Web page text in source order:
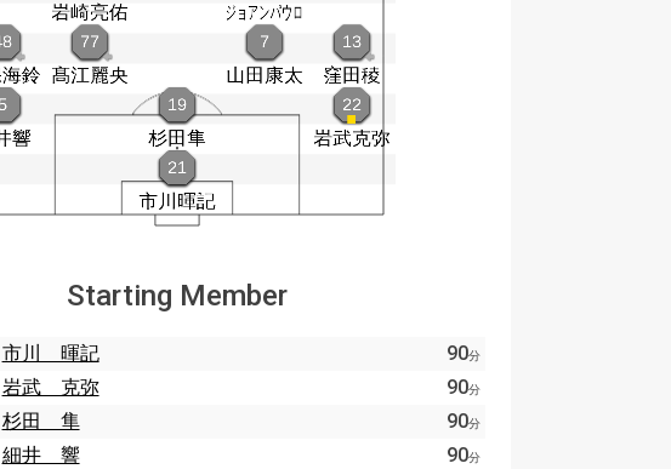
Starting Member
市川 暉記 90分
岩武 克弥 90分
杉田 隼 90分
細井 響 90分